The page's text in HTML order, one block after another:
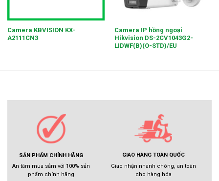
Camera KBVISION KX-
A2111CN3
Camera IP hồng ngoại
Hikvision DS-2CV1043G2-
LIDWF(B)(O-STD)/EU
SẢN PHẨM CHÍNH HÃNG
An tâm mua sắm với 100% sản
phẩm chính hãng
GIAO HÀNG TOÀN QUỐC
Giao nhận nhanh chóng, an toàn
cho hàng hóa